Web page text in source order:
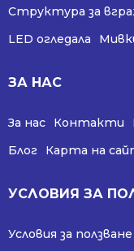
Структура за
LED огледала
ЗА НАС
За нас Контакти
Блог
Карта на
УСЛОВИЯ ЗА
Условия за ползване